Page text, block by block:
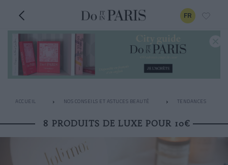
FR
ACCUEIL NOS CONSEILS ET ASTUCES BEAUTÉ TENDANCES
8 PRODUITS DE LUXE POUR 10€